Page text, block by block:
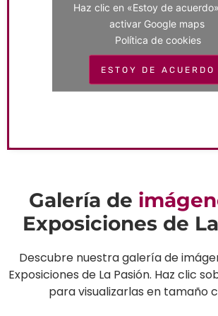
Haz clic en «Estoy de
activar Google maps
Política de cookies
ESTOY DE ACUERDO
Galería de
Exposiciones de
Descubre nuestra galería de
Exposiciones de La Pasión. Haz clic
para visualizarlas en tamaño